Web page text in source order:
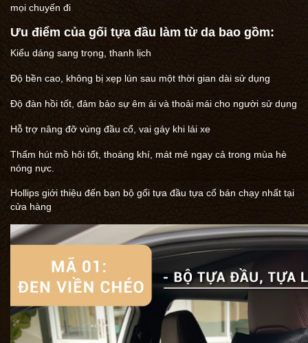
mọi chuyến đi
Ưu điểm của gối tựa đầu làm từ da bao gồm:
Kiểu dáng sang trọng, thanh lịch
Độ bền cao, không bị xẹp lún sau một thời gian dài sử dụng
Độ đàn hồi tốt, đảm bảo sự êm ái và thoải mái cho người sử dụng
Hỗ trợ nâng đỡ vùng đầu cổ, vai gáy khi lái xe
Thấm hút mồ hôi tốt, thoáng khí, mát mẻ ngay cả trong mùa hè
nóng nực.
Hollips giới thiệu đến bạn bộ gối tựa đầu tựa cổ bán chạy nhất tại
cửa hàng